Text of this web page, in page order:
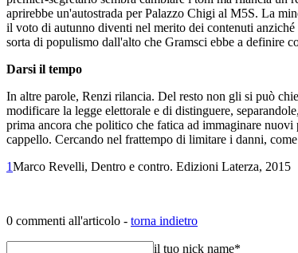
aprirebbe un'autostrada per Palazzo Chigi al M5S. La
il voto di autunno diventi nel merito dei contenuti
sorta di populismo dall'alto che Gramsci ebbe a definire
Darsi il tempo
In altre parole, Renzi rilancia. Del resto non gli si può
modificare la legge elettorale e di distinguere,
prima ancora che politico che fatica ad immaginare
cappello. Cercando nel frattempo di limitare i danni,
1Marco Revelli, Dentro e contro. Edizioni Laterza, 2015
0 commenti all'articolo - torna indietro
il tuo nick name*